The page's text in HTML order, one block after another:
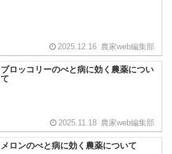
2025.12.16 農家web編集部
ブロッコリーのべと病に効く農薬につい
て
2025.11.18 農家web編集部
メロンのべと病に効く農薬について